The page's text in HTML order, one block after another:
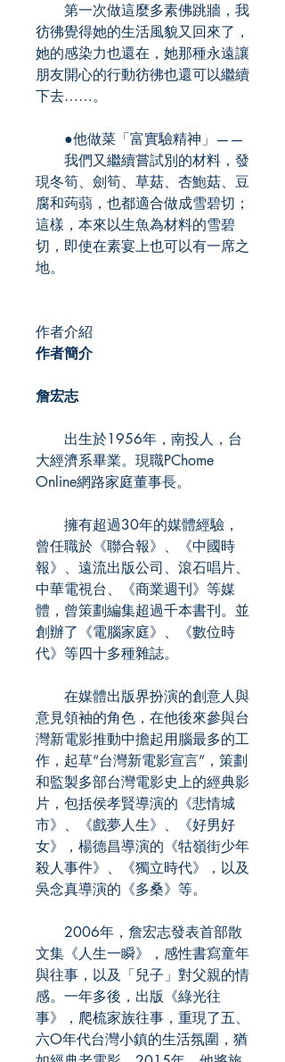
第一次做這麼多素佛跳牆，我
彷彿覺得她的生活風貌又回來了，
她的感染力也還在，她那種永遠讓
朋友開心的行動彷彿也還可以繼續
下去……。
●他做菜「富實驗精神」——
我們又繼續嘗試別的材料，發
現冬筍、劍筍、草菇、杏鮑菇、豆
腐和蒟蒻，也都適合做成雪碧切；
這樣，本來以生魚為材料的雪碧
切，即使在素宴上也可以有一席之
地。
作者介紹
作者簡介
詹宏志
出生於1956年，南投人，台
大經濟系畢業。現職PChome
Online網路家庭董事長。
擁有超過30年的媒體經驗，
曾任職於《聯合報》、《中國時
報》、遠流出版公司、滾石唱片、
中華電視台、《商業週刊》等媒
體，曾策劃編集超過千本書刊。並
創辦了《電腦家庭》、《數位時
代》等四十多種雜誌。
在媒體出版界扮演的創意人與
意見領袖的角色，在他後來參與台
灣新電影推動中擔起用腦最多的工
作，起草“台灣新電影宣言”，策劃
和監製多部台灣電影史上的經典影
片，包括侯孝賢導演的《悲情城
市》、《戲夢人生》、《好男好
女》，楊德昌導演的《牯嶺街少年
殺人事件》、《獨立時代》，以及
吳念真導演的《多桑》等。
2006年，詹宏志發表首部散
文集《人生一瞬》，感性書寫童年
與往事，以及「兒子」對父親的情
感。一年多後，出版《綠光往
事》，爬梳家族往事，重現了五、
六O年代台灣小鎮的生活氛圍，猶